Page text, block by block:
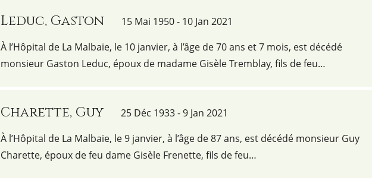
Leduc, Gaston
15 Mai 1950 - 10 Jan 2021
À l’Hôpital de La Malbaie, le 10 janvier, à l’âge de 70 ans et 7 mois, est décédé
monsieur Gaston Leduc, époux de madame Gisèle Tremblay, fils de feu…
Charette, Guy
25 Déc 1933 - 9 Jan 2021
À l’Hôpital de La Malbaie, le 9 janvier, à l’âge de 87 ans, est décédé monsieur Guy
Charette, époux de feu dame Gisèle Frenette, fils de feu…